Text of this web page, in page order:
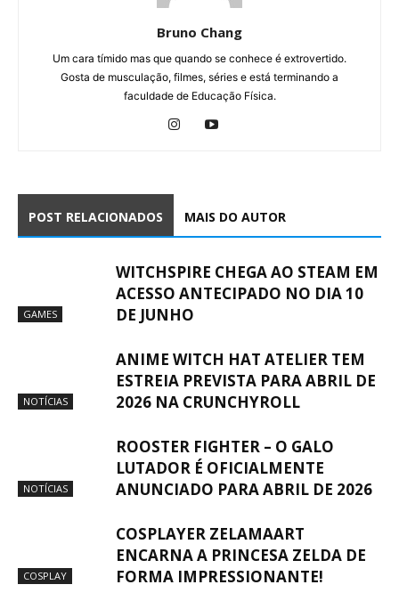
Bruno Chang
Um cara tímido mas que quando se conhece é extrovertido.
Gosta de musculação, filmes, séries e está terminando a
faculdade de Educação Física.
POST RELACIONADOS MAIS DO AUTOR
GAMES
WITCHSPIRE CHEGA AO STEAM EM
ACESSO ANTECIPADO NO DIA 10
DE JUNHO
NOTÍCIAS
ANIME WITCH HAT ATELIER TEM
ESTREIA PREVISTA PARA ABRIL DE
2026 NA CRUNCHYROLL
NOTÍCIAS
ROOSTER FIGHTER – O GALO
LUTADOR É OFICIALMENTE
ANUNCIADO PARA ABRIL DE 2026
COSPLAY
COSPLAYER ZELAMAART
ENCARNA A PRINCESA ZELDA DE
FORMA IMPRESSIONANTE!